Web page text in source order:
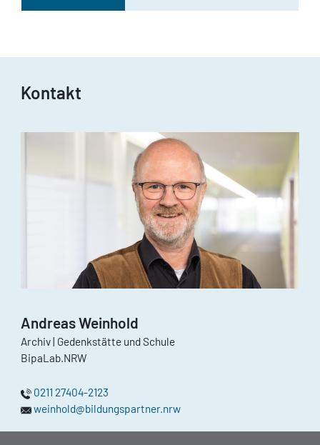
Kontakt
Andreas Weinhold
Archiv | Gedenkstätte und Schule
BipaLab.NRW
0211 27404-2123
weinhold@bildungspartner.nrw